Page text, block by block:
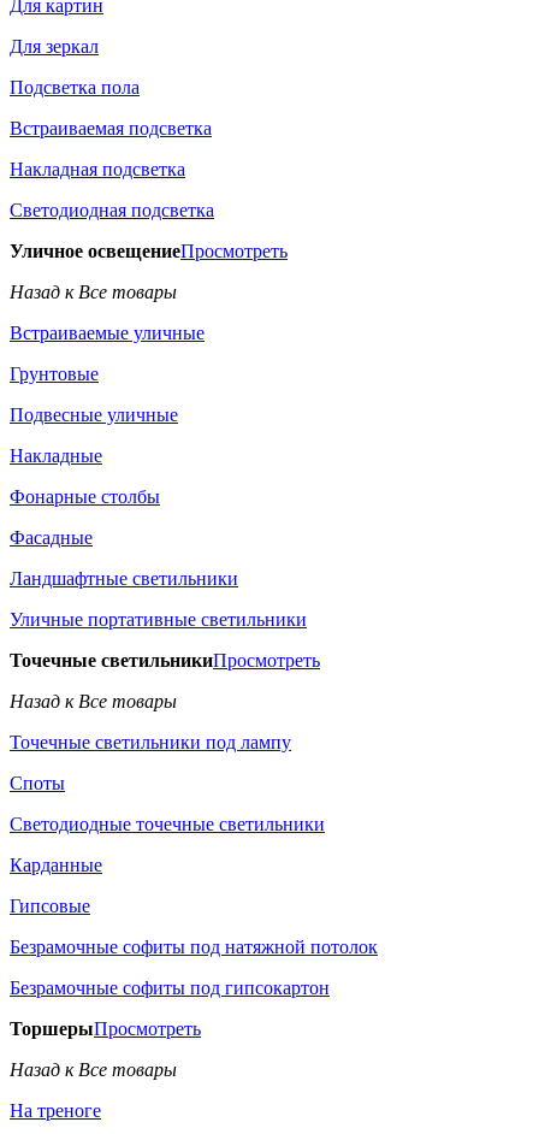
Для картин
Для зеркал
Подсветка пола
Встраиваемая подсветка
Накладная подсветка
Светодиодная подсветка
Уличное освещениеПросмотреть
Назад к Все товары
Встраиваемые уличные
Грунтовые
Подвесные уличные
Накладные
Фонарные столбы
Фасадные
Ландшафтные светильники
Уличные портативные светильники
Точечные светильникиПросмотреть
Назад к Все товары
Точечные светильники под лампу
Споты
Светодиодные точечные светильники
Карданные
Гипсовые
Безрамочные софиты под натяжной потолок
Безрамочные софиты под гипсокартон
ТоршерыПросмотреть
Назад к Все товары
На треноге